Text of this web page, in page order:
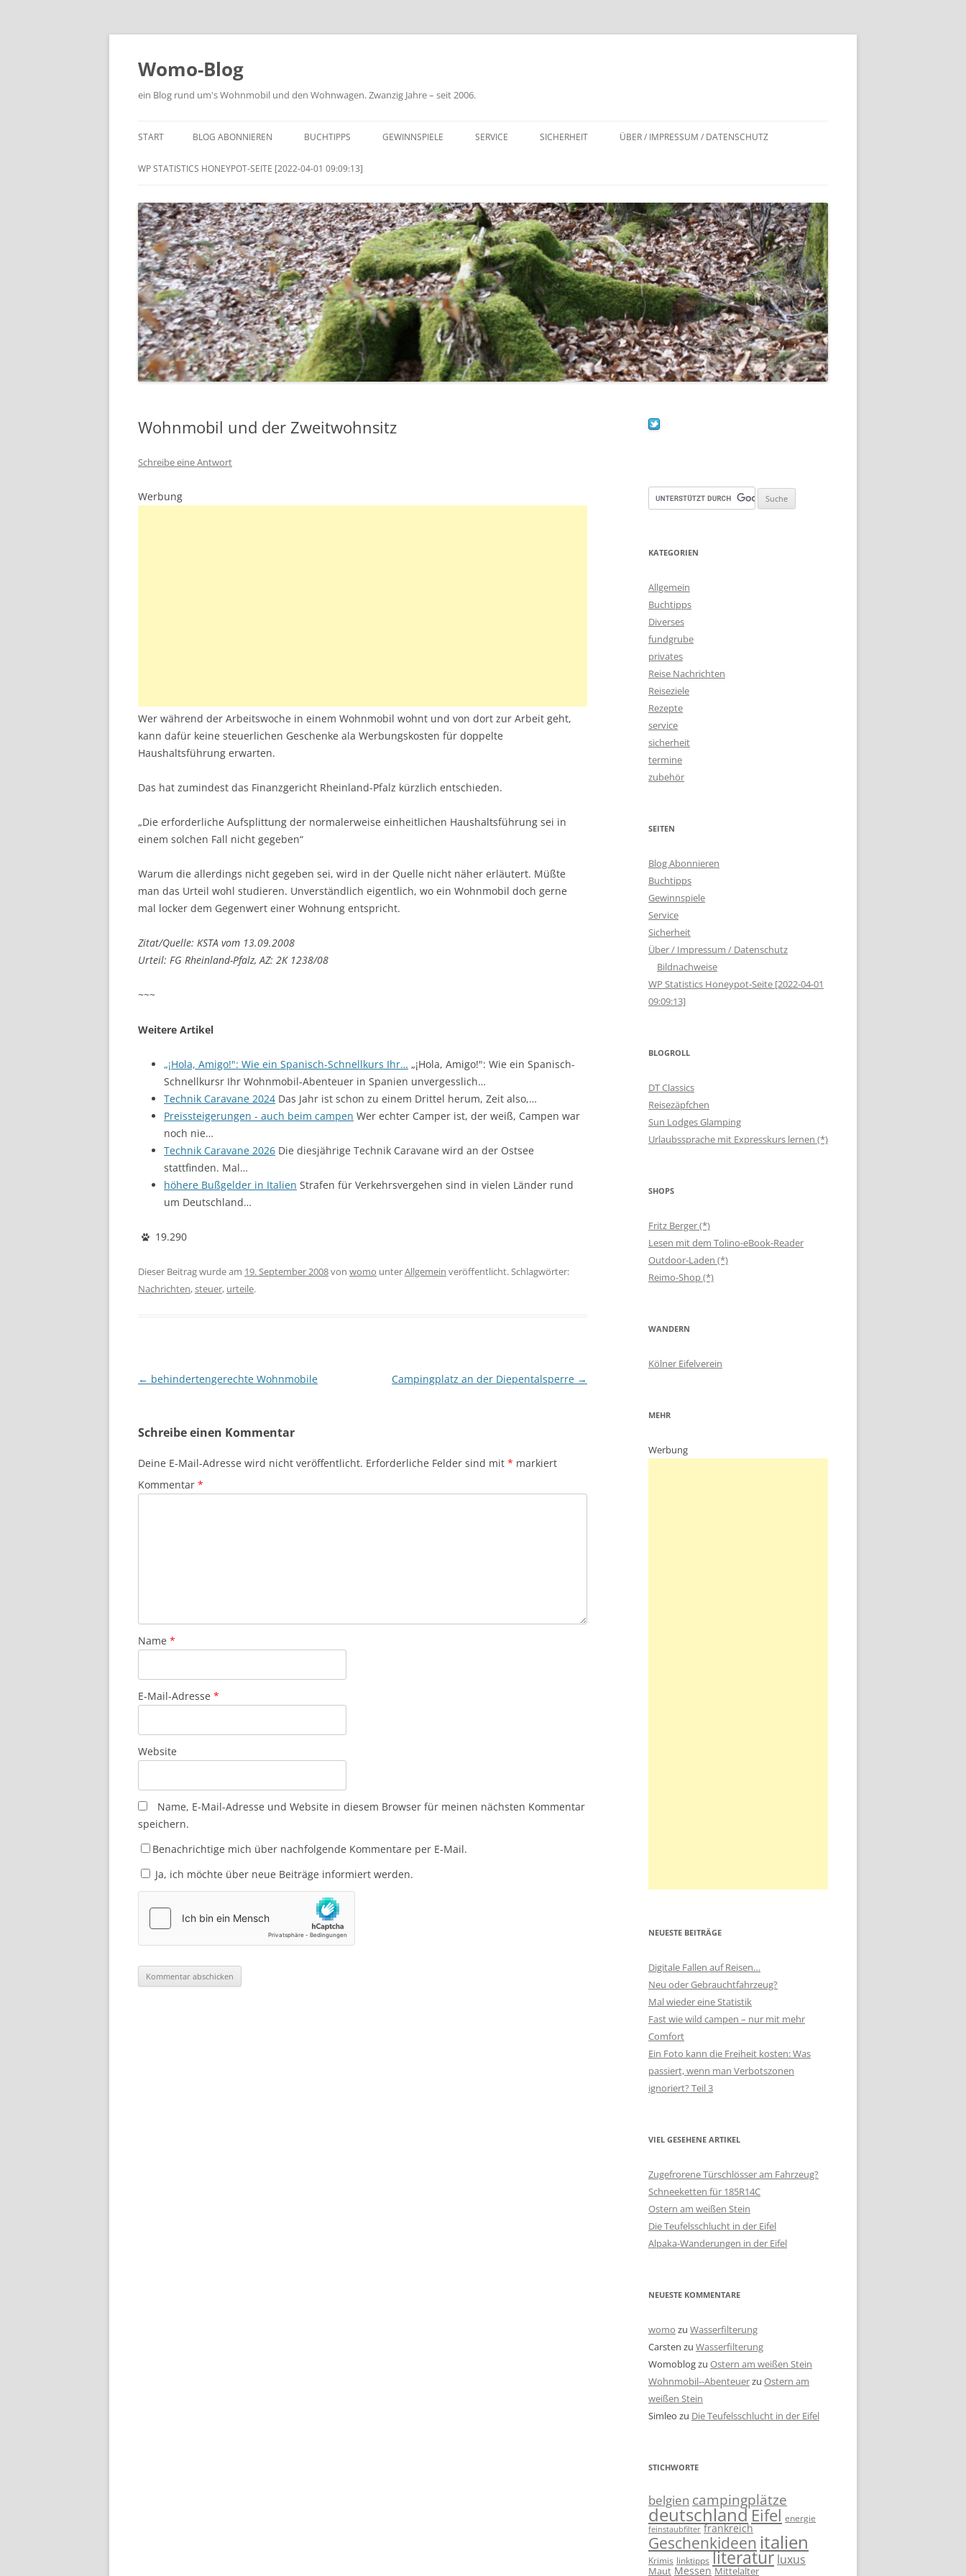
Zum
Womo-Blog
ein Blog rund um's Wohnmobil und den Wohnwagen. Zwanzig Jahre – seit 2006.
START BLOG ABONNIEREN BUCHTIPPS GEWINNSPIELE SERVICE SICHERHEIT ÜBER / IMPRESSUM / DATENSCHUTZ
WP STATISTICS HONEYPOT-SEITE [2022-04-01 09:09:13]
Wohnmobil und der Zweitwohnsitz
Schreibe eine Antwort
Werbung
Wer während der Arbeitswoche in einem Wohnmobil wohnt und von dort zur Arbeit geht,
kann dafür keine steuerlichen Geschenke ala Werbungskosten für doppelte
Haushaltsführung erwarten.
Das hat zumindest das Finanzgericht Rheinland-Pfalz kürzlich entschieden.
„Die erforderliche Aufsplittung der normalerweise einheitlichen Haushaltsführung sei in
einem solchen Fall nicht gegeben“
Warum die allerdings nicht gegeben sei, wird in der Quelle nicht näher erläutert. Müßte
man das Urteil wohl studieren. Unverständlich eigentlich, wo ein Wohnmobil doch gerne
mal locker dem Gegenwert einer Wohnung entspricht.
Zitat/Quelle: KSTA vom 13.09.2008
Urteil: FG Rheinland-Pfalz, AZ: 2K 1238/08
~~~
Weitere Artikel
„¡Hola, Amigo!": Wie ein Spanisch-Schnellkurs Ihr… „¡Hola, Amigo!": Wie ein Spanisch-
Schnellkursr Ihr Wohnmobil-Abenteuer in Spanien unvergesslich…
Technik Caravane 2024 Das Jahr ist schon zu einem Drittel herum, Zeit also,…
Preissteigerungen - auch beim campen Wer echter Camper ist, der weiß, Campen war
noch nie…
Technik Caravane 2026 Die diesjährige Technik Caravane wird an der Ostsee
stattfinden. Mal…
höhere Bußgelder in Italien Strafen für Verkehrsvergehen sind in vielen Länder rund
um Deutschland…
19.290
Dieser Beitrag wurde am 19. September 2008von womo unterAllgemein veröffentlicht. Schlagwörter:
Nachrichten,steuer, urteile.
Beitragsnavigation
← behindertengerechte Wohnmobile Campingplatz an der Diepentalsperre →
Schreibe einen Kommentar
Deine E-Mail-Adresse wird nicht veröffentlicht. Erforderliche Felder sind mit * markiert
Kommentar *
Name *
E-Mail-Adresse *
Website
Name, E-Mail-Adresse und Website in diesem Browser für meinen nächsten Kommentar
speichern.
Benachrichtige mich über nachfolgende Kommentare per E-Mail.
Ja, ich möchte über neue Beiträge informiert werden.
KATEGORIEN
Allgemein
Buchtipps
Diverses
fundgrube
privates
Reise Nachrichten
Reiseziele
Rezepte
service
sicherheit
termine
zubehör
SEITEN
Blog Abonnieren
Buchtipps
Gewinnspiele
Service
Sicherheit
Über / Impressum / Datenschutz
Bildnachweise
WP Statistics Honeypot-Seite [2022-04-01
09:09:13]
BLOGROLL
DT Classics
Reisezäpfchen
Sun Lodges Glamping
Urlaubssprache mit Expresskurs lernen (*)
SHOPS
Fritz Berger (*)
Lesen mit dem Tolino-eBook-Reader
Outdoor-Laden (*)
Reimo-Shop (*)
WANDERN
Kölner Eifelverein
MEHR
Werbung
NEUESTE BEITRÄGE
Digitale Fallen auf Reisen…
Neu oder Gebrauchtfahrzeug?
Mal wieder eine Statistik
Fast wie wild campen – nur mit mehr
Comfort
Ein Foto kann die Freiheit kosten: Was
passiert, wenn man Verbotszonen
ignoriert? Teil 3
VIEL GESEHENE ARTIKEL
Zugefrorene Türschlösser am Fahrzeug?
Schneeketten für 185R14C
Ostern am weißen Stein
Die Teufelsschlucht in der Eifel
Alpaka-Wanderungen in der Eifel
NEUESTE KOMMENTARE
womo zu Wasserfilterung
Carsten zu Wasserfilterung
Womoblogzu Ostern am weißen Stein
Wohnmobil--Abenteuerzu Ostern am
weißen Stein
Simleo zu Die Teufelsschlucht in der Eifel
STICHWORTE
belgien campingplätze
deutschland Eifel energie
feinstaubfilter frankreich
Geschenkideen italien
Krimis linktipps literatur luxus
Maut Messen Mittelalter